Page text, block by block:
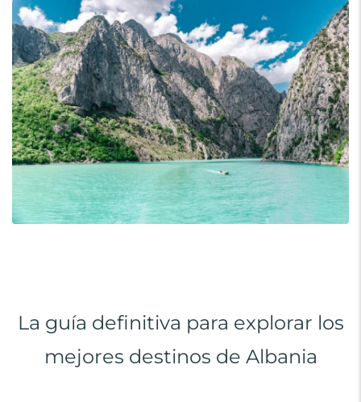
La guía definitiva para explorar los
mejores destinos de Albania